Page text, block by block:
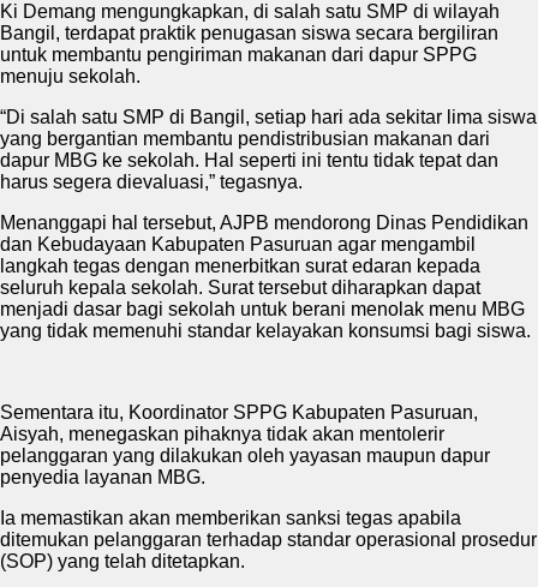
Ki Demang mengungkapkan, di salah satu SMP di wilayah
Bangil, terdapat praktik penugasan siswa secara bergiliran
untuk membantu pengiriman makanan dari dapur SPPG
menuju sekolah.
“Di salah satu SMP di Bangil, setiap hari ada sekitar lima siswa
yang bergantian membantu pendistribusian makanan dari
dapur MBG ke sekolah. Hal seperti ini tentu tidak tepat dan
harus segera dievaluasi,” tegasnya.
Menanggapi hal tersebut, AJPB mendorong Dinas Pendidikan
dan Kebudayaan Kabupaten Pasuruan agar mengambil
langkah tegas dengan menerbitkan surat edaran kepada
seluruh kepala sekolah. Surat tersebut diharapkan dapat
menjadi dasar bagi sekolah untuk berani menolak menu MBG
yang tidak memenuhi standar kelayakan konsumsi bagi siswa.
Sementara itu, Koordinator SPPG Kabupaten Pasuruan,
Aisyah, menegaskan pihaknya tidak akan mentolerir
pelanggaran yang dilakukan oleh yayasan maupun dapur
penyedia layanan MBG.
Ia memastikan akan memberikan sanksi tegas apabila
ditemukan pelanggaran terhadap standar operasional prosedur
(SOP) yang telah ditetapkan.